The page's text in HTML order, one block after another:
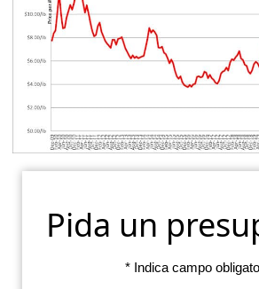
Pida un
* Indica campo